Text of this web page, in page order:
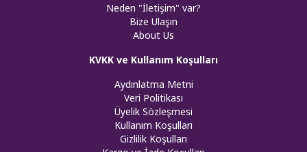
Neden "İletişim" var?
Bize Ulaşın
About Us
KVKK ve Kullanım Koşulları
Aydınlatma Metni
Veri Politikası
Üyelik Sözleşmesi
Kullanım Koşulları
Gizlilik Koşulları